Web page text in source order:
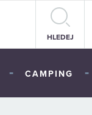
HLEDEJ
- CAMPING -